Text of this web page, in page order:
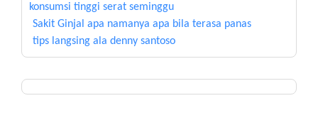
konsumsi tinggi serat seminggu
Sakit Ginjal apa namanya apa bila terasa panas
tips langsing ala denny santoso